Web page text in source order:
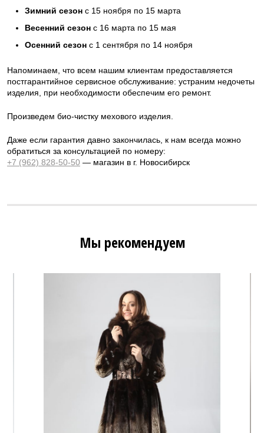
Зимний сезон с 15 ноября по 15 марта
Весенний сезон с 16 марта по 15 мая
Осенний сезон с 1 сентября по 14 ноября
Напоминаем, что всем нашим клиентам предоставляется
постгарантийное сервисное обслуживание: устраним недочеты
изделия, при необходимости обеспечим его ремонт.
Произведем био-чистку мехового изделия.
Даже если гарантия давно закончилась, к нам всегда можно
обратиться за консультацией по номеру:
+7 (962) 828-50-50 — магазин в г. Новосибирск
Мы рекомендуем